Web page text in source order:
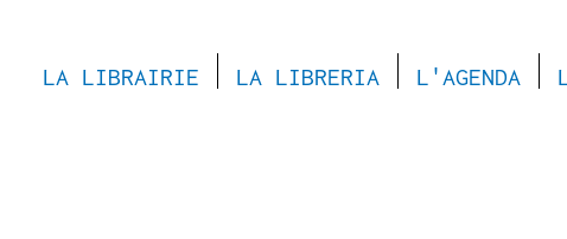
LA LIBRAIRIE LA LIBRERIA L'AGENDA